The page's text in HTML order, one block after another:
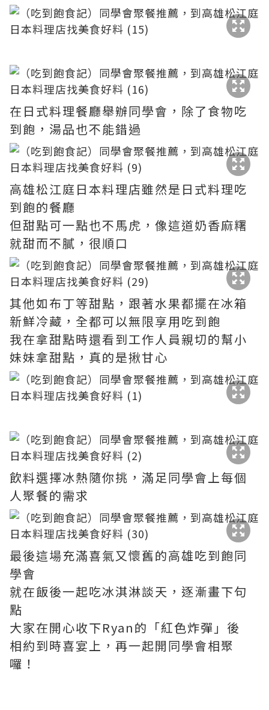
在日式料理餐廳舉辦同學會，除了食物吃
到飽，湯品也不能錯過
高雄松江庭日本料理店雖然是日式料理吃
到飽的餐廳
但甜點可一點也不馬虎，像這道奶香麻糬
就甜而不膩，很順口
其他如布丁等甜點，跟著水果都擺在冰箱
新鮮冷藏，全都可以無限享用吃到飽
我在拿甜點時還看到工作人員親切的幫小
妹妹拿甜點，真的是揪甘心
飲料選擇冰熱隨你挑，滿足同學會上每個
人聚餐的需求
最後這場充滿喜氣又懷舊的高雄吃到飽同
學會
就在飯後一起吃冰淇淋談天，逐漸畫下句
點
大家在開心收下Ryan的「紅色炸彈」後
相約到時喜宴上，再一起開同學會相聚
囉！